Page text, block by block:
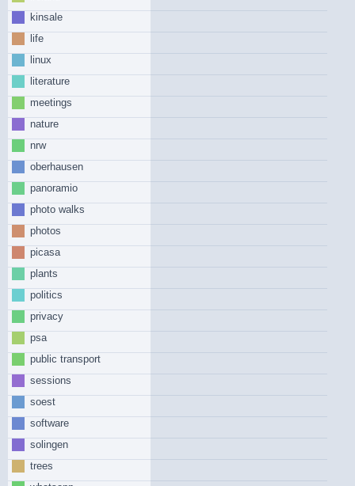
kinsale
life
linux
literature
meetings
nature
nrw
oberhausen
panoramio
photo walks
photos
picasa
plants
politics
privacy
psa
public transport
sessions
soest
software
solingen
trees